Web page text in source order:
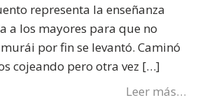
representa la enseñanza
a los mayores para que no
por fin se levantó. Caminó
cojeando pero otra vez […]
Leer más…